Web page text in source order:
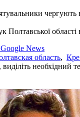
чергують
Полтавської області
News
область,
необхідний